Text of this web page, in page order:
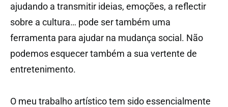
ajudando a transmitir ideias, emoções, a reflectir
sobre a cultura… pode ser também uma
ferramenta para ajudar na mudança social. Não
podemos esquecer também a sua vertente de
entretenimento.
O meu trabalho artístico tem sido essencialmente